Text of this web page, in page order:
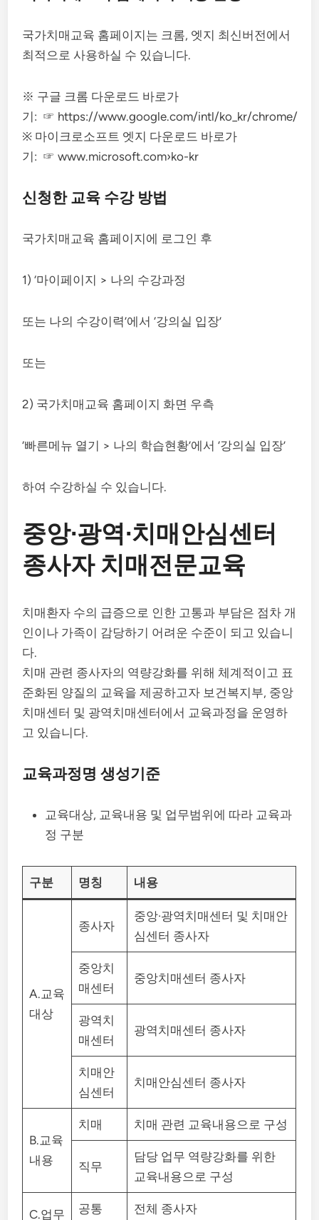
국가치매교육 홈페이지는 크롬, 엣지 최신버전에서
최적으로 사용하실 수 있습니다.
※ 구글 크롬 다운로드 바로가
기: ☞ https://www.google.com/intl/ko_kr/chrome/
※ 마이크로소프트 엣지 다운로드 바로가
기: ☞ www.microsoft.com›ko-kr
신청한 교육 수강 방법
국가치매교육 홈페이지에 로그인 후
1) ‘마이페이지 > 나의 수강과정
또는 나의 수강이력’에서 ‘강의실 입장’
또는
2) 국가치매교육 홈페이지 화면 우측
‘빠른메뉴 열기 > 나의 학습현황’에서 ‘강의실 입장’
하여 수강하실 수 있습니다.
중앙∙광역∙치매안심센터
종사자 치매전문교육
치매환자 수의 급증으로 인한 고통과 부담은 점차 개
인이나 가족이 감당하기 어려운 수준이 되고 있습니
다.
치매 관련 종사자의 역량강화를 위해 체계적이고 표
준화된 양질의 교육을 제공하고자 보건복지부, 중앙
치매센터 및 광역치매센터에서 교육과정을 운영하
고 있습니다.
교육과정명 생성기준
교육대상, 교육내용 및 업무범위에 따라 교육과
정 구분
구분 명칭 내용
A.교육
대상
종사자
중앙·광역치매센터 및 치매안
심센터 종사자
중앙치
매센터
중앙치매센터 종사자
광역치
매센터
광역치매센터 종사자
치매안
심센터
치매안심센터 종사자
B.교육
내용
치매 치매 관련 교육내용으로 구성
직무
담당 업무 역량강화를 위한
교육내용으로 구성
C.업무
공통 전체 종사자